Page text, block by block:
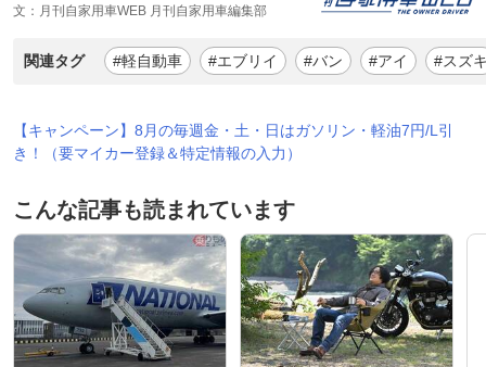
文：月刊自家用車WEB 月刊自家用車編集部
関連タグ #軽自動車 #エブリイ #バン #アイ #スズ
【キャンペーン】8月の毎週金・土・日はガソリン・軽油7円/L引
き！（要マイカー登録＆特定情報の入力）
こんな記事も読まれています